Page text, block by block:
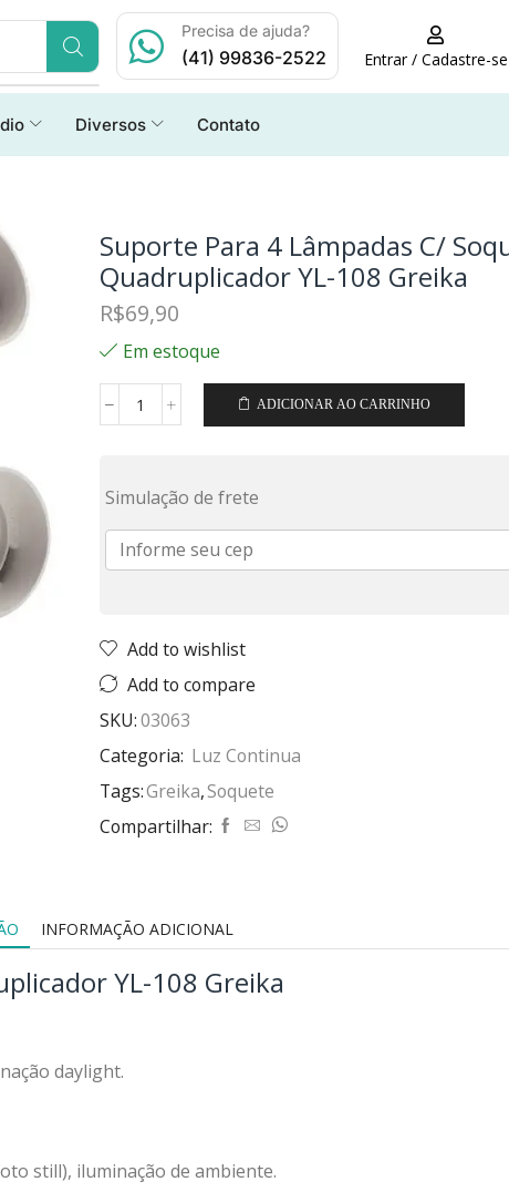
Precisa de ajuda?
(41) 99836-2522 Entrar / Cadastre-se
Diversos Contato
Suporte Para 4 Lâmpadas C/
Quadruplicador YL-108 Greika
R$69,90
Em estoque
ADICIONAR AO CARRINHO
Simulação de frete
Add to wishlist
Add to compare
SKU:03063
Categoria: Luz Continua
Tags:Greika,Soquete
Compartilhar:
INFORMAÇÃO ADICIONAL
YL-108 Greika
daylight.
still), iluminação de ambiente.